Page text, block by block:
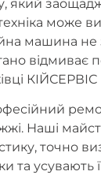
який
може
машина не
відмиває
Наші
точно
та усувають